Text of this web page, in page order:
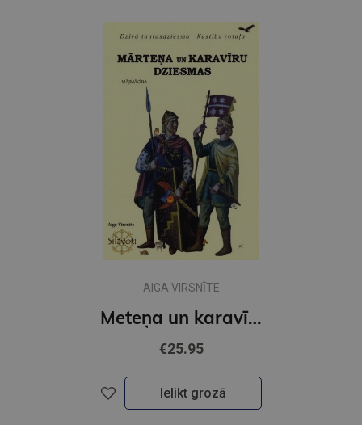
AIGA VIRSNĪTE
Meteņa un karavīru dziesmas
€25.95
Ielikt grozā